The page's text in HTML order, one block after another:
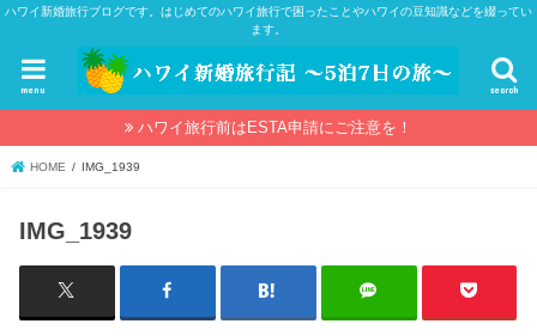
ハワイ新婚旅行ブログです。はじめてのハワイ旅行で困ったことやハワイの豆知識などを綴ってい
ます。
search
menu
ハワイ旅行前はESTA申請にご注意を！
HOME IMG_1939
IMG_1939